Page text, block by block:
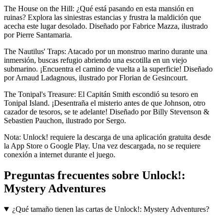
The House on the Hill: ¿Qué está pasando en esta mansión en
ruinas? Explora las siniestras estancias y frustra la maldición que
acecha este lugar desolado. Diseñado por Fabrice Mazza, ilustrado
por Pierre Santamaria.
The Nautilus' Traps: Atacado por un monstruo marino durante una
inmersión, buscas refugio abriendo una escotilla en un viejo
submarino. ¡Encuentra el camino de vuelta a la superficie! Diseñado
por Arnaud Ladagnous, ilustrado por Florian de Gesincourt.
The Tonipal's Treasure: El Capitán Smith escondió su tesoro en
Tonipal Island. ¡Desentraña el misterio antes de que Johnson, otro
cazador de tesoros, se te adelante! Diseñado por Billy Stevenson &
Sebastien Pauchon, ilustrado por Sergo.
Nota: Unlock! requiere la descarga de una aplicación gratuita desde
la App Store o Google Play. Una vez descargada, no se requiere
conexión a internet durante el juego.
Preguntas frecuentes sobre Unlock!:
Mystery Adventures
¿Qué tamaño tienen las cartas de Unlock!: Mystery Adventures?